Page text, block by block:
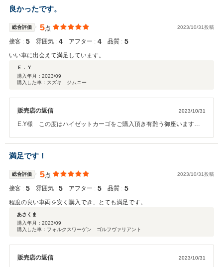
気軽にご連絡頂ければと思います。この度はプレジアノをご利用誠に
ありがとうございました！今後とも末永いお付き合いをどうぞ宜しく
お願い致します。素敵なカーライフになりますように☆彡
良かったです。
総合評価 5点 2023/10/31投稿
接客 : 5 雰囲気 : 4 アフター : 4 品質 : 5
いい車に出会えて満足しています。
Ｅ．Ｙ
購入年月： 2023/09
購入した車：スズキ ジムニー
販売店の返信 2023/10/31
E.Y様 この度はハイゼットカーゴをご購入頂き有難う御座います。
座いましたらスタッフ一同全力でサポートさせて頂きますのでお気軽
にご連絡頂ければと思います。この度はご納車おめでとうございま
満足です！
総合評価 5点 2023/10/31投稿
接客 : 5 雰囲気 : 5 アフター : 5 品質 : 5
程度の良い車両を安く購入でき、とても満足です。
あさくま
購入年月： 2023/09
購入した車：フォルクスワーゲン ゴルフヴァリアント
販売店の返信 2023/10/31